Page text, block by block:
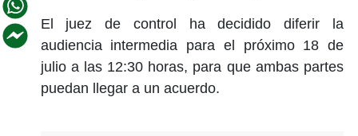
El juez de control ha decidido diferir la
audiencia intermedia para el próximo 18 de
julio a las 12:30 horas, para que ambas partes
puedan llegar a un acuerdo.